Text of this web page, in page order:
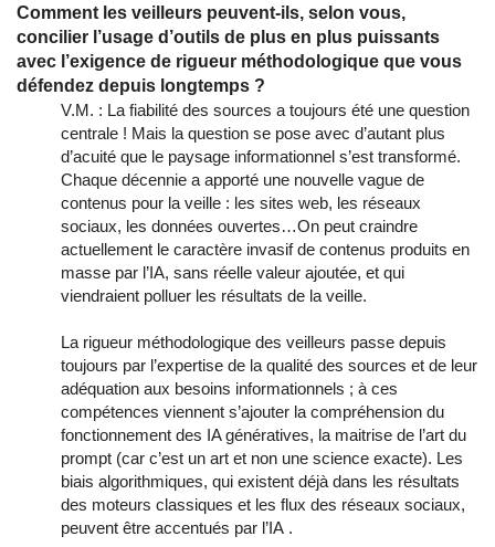
Comment les veilleurs peuvent-ils, selon vous,
concilier l’usage d’outils de plus en plus puissants
avec l’exigence de rigueur méthodologique que vous
défendez depuis longtemps ?
V.M. : La fiabilité des sources a toujours été une question
centrale ! Mais la question se pose avec d’autant plus
d’acuité que le paysage informationnel s’est transformé.
Chaque décennie a apporté une nouvelle vague de
contenus pour la veille : les sites web, les réseaux
sociaux, les données ouvertes…On peut craindre
actuellement le caractère invasif de contenus produits en
masse par l’IA, sans réelle valeur ajoutée, et qui
viendraient polluer les résultats de la veille.
La rigueur méthodologique des veilleurs passe depuis
toujours par l’expertise de la qualité des sources et de leur
adéquation aux besoins informationnels ; à ces
compétences viennent s’ajouter la compréhension du
fonctionnement des IA génératives, la maitrise de l’art du
prompt (car c’est un art et non une science exacte). Les
biais algorithmiques, qui existent déjà dans les résultats
des moteurs classiques et les flux des réseaux sociaux,
peuvent être accentués par l’IA .